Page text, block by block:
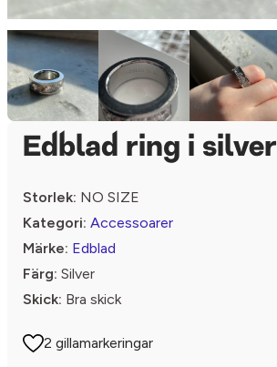
Edblad ring i silver
Storlek: NO SIZE
Kategori: Accessoarer
Märke: Edblad
Färg: Silver
Skick: Bra skick
2 gillamarkeringar